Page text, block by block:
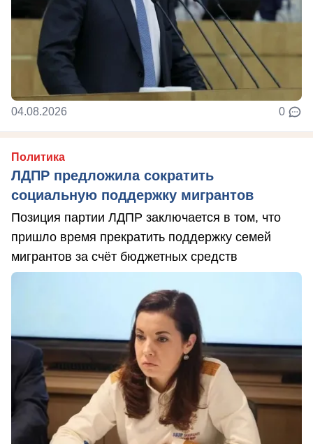
04.08.2026 0
Политика
ЛДПР предложила сократить
социальную поддержку мигрантов
Позиция партии ЛДПР заключается в том, что
пришло время прекратить поддержку семей
мигрантов за счёт бюджетных средств